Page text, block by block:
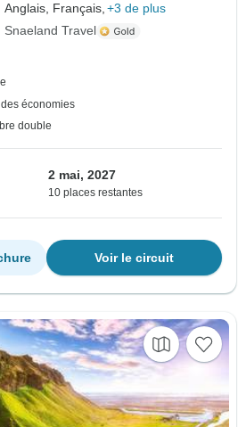
Anglais, Français, +3 de plus
Snaeland Travel
économies
double
2 mai, 2027
10 places restantes
Voir le circuit